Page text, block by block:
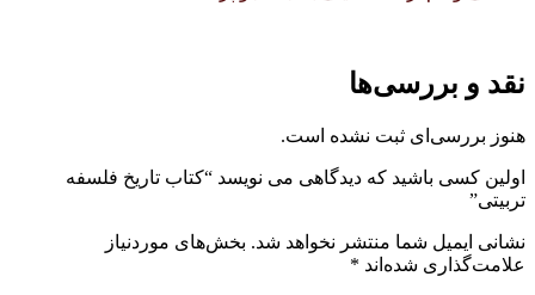
نقد و بررسی‌ها
هنوز بررسی‌ای ثبت نشده است.
اولین کسی باشید که دیدگاهی می نویسد “کتاب تاریخ فلسفه
تربیتی”
نشانی ایمیل شما منتشر نخواهد شد. بخش‌های موردنیاز
علامت‌گذاری شده‌اند *